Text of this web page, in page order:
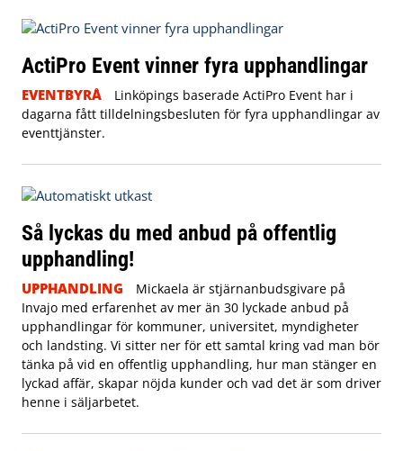
ActiPro Event vinner fyra upphandlingar
EVENTBYRÅ
Linköpings baserade ActiPro Event har i
dagarna fått tilldelningsbesluten för fyra upphandlingar av
eventtjänster.
Så lyckas du med anbud på offentlig
upphandling!
UPPHANDLING
Mickaela är stjärnanbudsgivare på
Invajo med erfarenhet av mer än 30 lyckade anbud på
upphandlingar för kommuner, universitet, myndigheter
och landsting. Vi sitter ner för ett samtal kring vad man bör
tänka på vid en offentlig upphandling, hur man stänger en
lyckad affär, skapar nöjda kunder och vad det är som driver
henne i säljarbetet.